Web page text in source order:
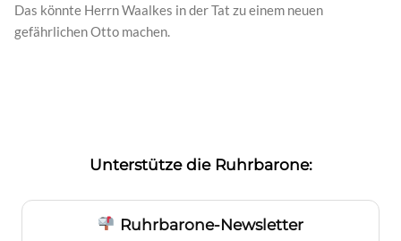
Das könnte Herrn Waalkes in der Tat zu einem neuen
gefährlichen Otto machen.
Unterstütze die Ruhrbarone:
Ruhrbarone-Newsletter